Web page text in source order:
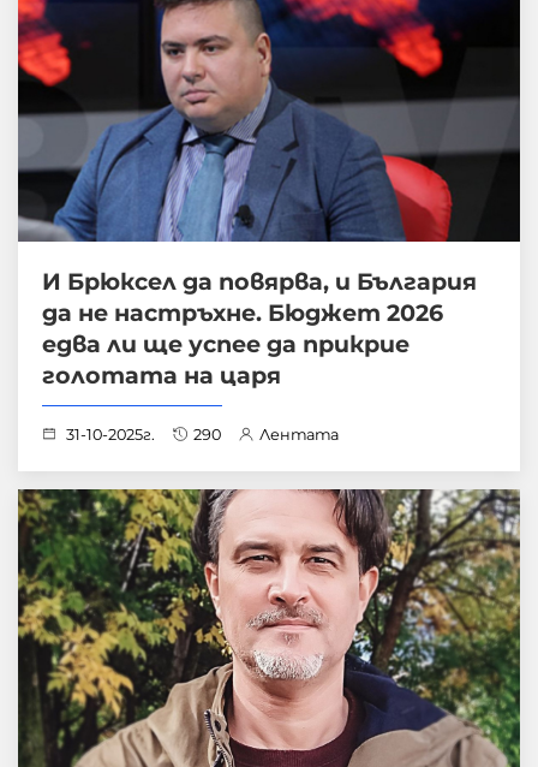
И Брюксел да повярва, и България
да не настръхне. Бюджет 2026
едва ли ще успее да прикрие
голотата на царя
31-10-2025г. 290 Лентата